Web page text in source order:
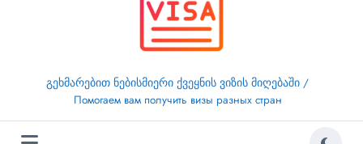
გეხმარებით ნებისმიერი ქვეყნის ვიზის მიღებაში /
Помогаем вам получить визы разных стран